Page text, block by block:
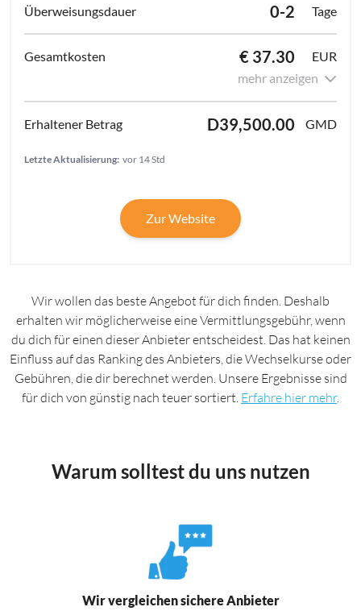
0-2 Tage
€ 37.30
EUR
mehr anzeigen
D39,500.00 GMD
Letzte Aktualisierung: vor 14 Std
Zur Website
Wir wollen das beste Angebot für dich finden. Deshalb
erhalten wir möglicherweise eine Vermittlungsgebühr, wenn
du dich für einen dieser Anbieter entscheidest. Das hat keinen
Einfluss auf das Ranking des Anbieters, die Wechselkurse oder
Gebühren, die dir berechnet werden. Unsere Ergebnisse sind
für dich von günstig nach teuer sortiert. Erfahre hier mehr.
Warum solltest du uns nutzen
Wir vergleichen sichere Anbieter